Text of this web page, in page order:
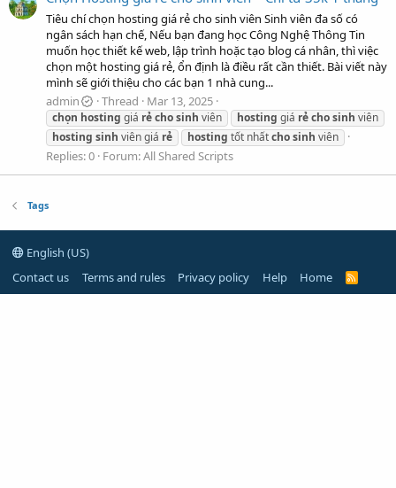
Tiêu chí chọn hosting giá rẻ cho sinh viên Sinh viên đa số có
ngân sách hạn chế, Nếu bạn đang học Công Nghệ Thông Tin
muốn học thiết kế web, lập trình hoặc tạo blog cá nhân, thì việc
chọn một hosting giá rẻ, ổn định là điều rất cần thiết. Bài viết này
mình sẽ giới thiệu cho các bạn 1 nhà cung...
admin
Thread Mar 13, 2025
chọn hosting giá rẻchosinh viên hosting giá rẻchosinh viên
hosting sinh viên giá rẻ hosting tốt nhấtchosinh viên
Replies: 0 Forum:All Shared Scripts
Tags
English (US)
Contact us
Terms and rules Privacy policy Help Home
R
S